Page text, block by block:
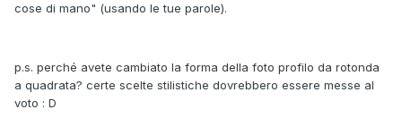
cose di mano" (usando le tue parole).
p.s. perché avete cambiato la forma della foto profilo da rotonda
a quadrata? certe scelte stilistiche dovrebbero essere messe al
voto : D